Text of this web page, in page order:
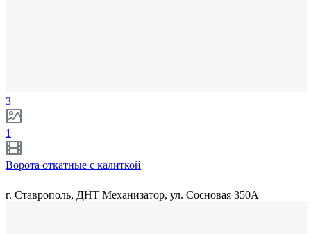
3
1
Ворота откатные с калиткой
г. Ставрополь, ДНТ Механизатор, ул. Сосновая 350А